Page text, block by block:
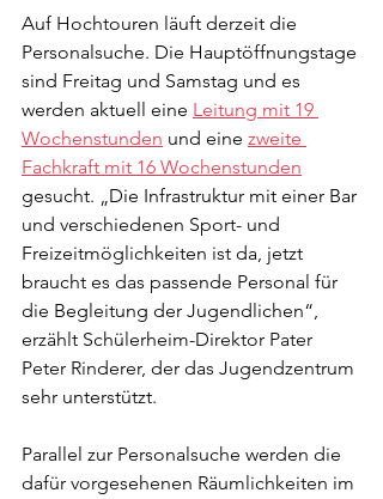
Auf Hochtouren läuft derzeit die
Personalsuche. Die Hauptöffnungstage
sind Freitag und Samstag und es
werden aktuell eine Leitung mit 19
Wochenstunden und eine zweite
Fachkraft mit 16 Wochenstunden
gesucht. „Die Infrastruktur mit einer Bar
und verschiedenen Sport- und
Freizeitmöglichkeiten ist da, jetzt
braucht es das passende Personal für
die Begleitung der Jugendlichen“,
erzählt Schülerheim-Direktor Pater
Peter Rinderer, der das Jugendzentrum
sehr unterstützt.
Parallel zur Personalsuche werden die
dafür vorgesehenen Räumlichkeiten im